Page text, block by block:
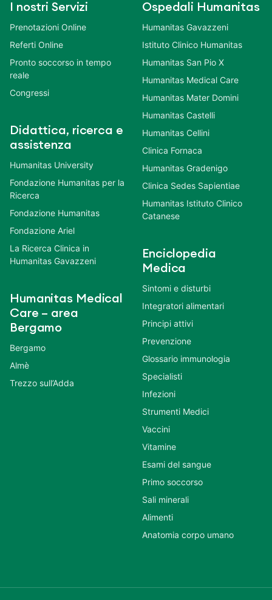
I nostri Servizi
Prenotazioni Online
Referti Online
Pronto soccorso in tempo
reale
Congressi
Didattica, ricerca e
assistenza
Humanitas University
Fondazione Humanitas per la
Ricerca
Fondazione Humanitas
Fondazione Ariel
La Ricerca Clinica in
Humanitas Gavazzeni
Humanitas Medical
Care – area
Bergamo
Bergamo
Almè
Trezzo sull’Adda
Ospedali Humanitas
Humanitas Gavazzeni
Istituto Clinico Humanitas
Humanitas San Pio X
Humanitas Medical Care
Humanitas Mater Domini
Humanitas Castelli
Humanitas Cellini
Clinica Fornaca
Humanitas Gradenigo
Clinica Sedes Sapientiae
Humanitas Istituto Clinico
Catanese
Enciclopedia
Medica
Sintomi e disturbi
Integratori alimentari
Principi attivi
Prevenzione
Glossario immunologia
Specialisti
Infezioni
Strumenti Medici
Vaccini
Vitamine
Esami del sangue
Primo soccorso
Sali minerali
Alimenti
Anatomia corpo umano